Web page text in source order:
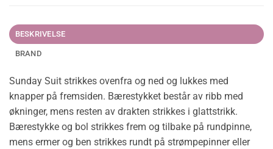
BESKRIVELSE
BRAND
Sunday Suit strikkes ovenfra og ned og lukkes med
knapper på fremsiden. Bærestykket består av ribb med
økninger, mens resten av drakten strikkes i glattstrikk.
Bærestykke og bol strikkes frem og tilbake på rundpinne,
mens ermer og ben strikkes rundt på strømpepinner eller